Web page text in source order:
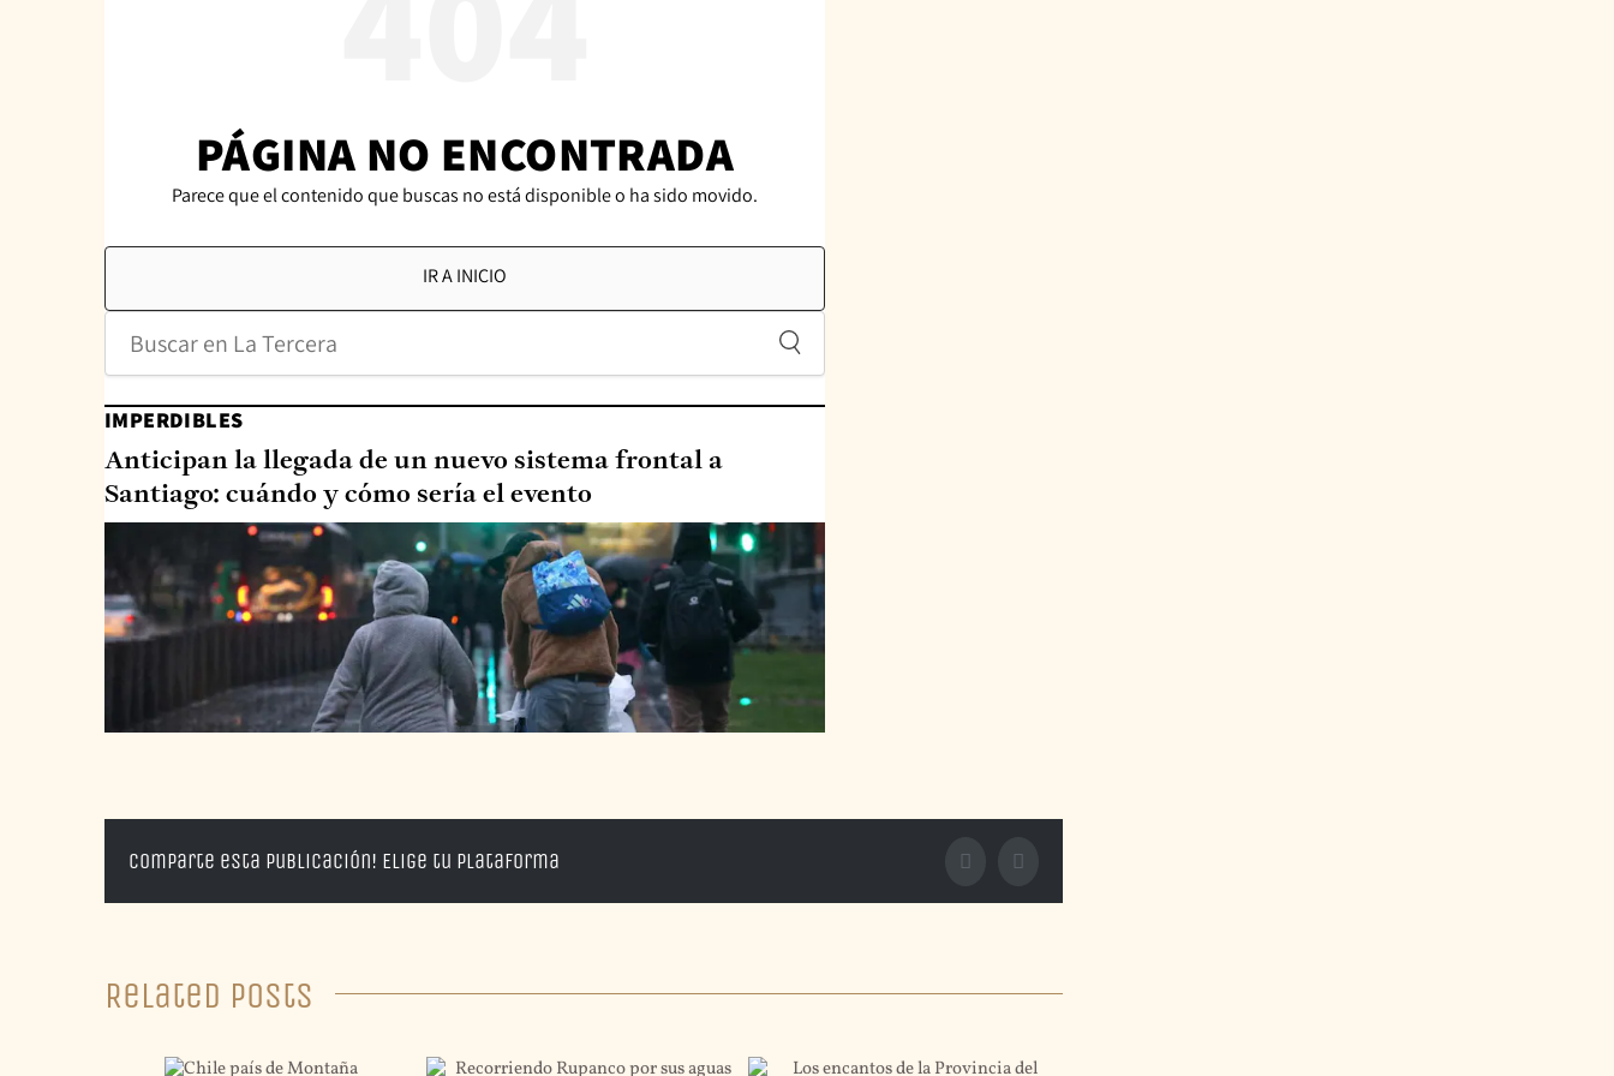
Comparte esta publicación! Elige tu plataforma Facebook
X
Related Posts